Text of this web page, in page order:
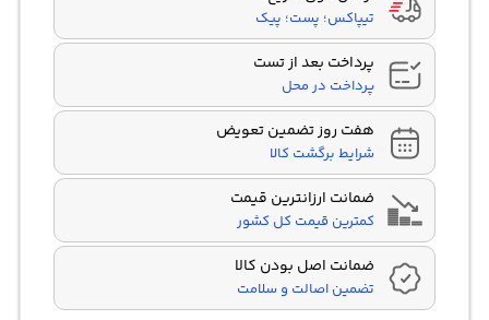
تیپاکس؛ پست؛ پیک
پرداخت بعد از تست
پرداخت در محل
هفت روز تضمین تعویض
شرایط برگشت کالا
ضمانت ارزانترین قیمت
کمترین قیمت کل کشور
ضمانت اصل بودن کالا
تضمین اصالت و سلامت